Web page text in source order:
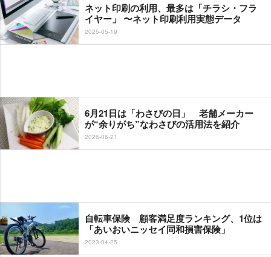
ネット印刷の利用、最多は「チラシ・フラ
イヤー」 〜ネット印刷利用実態データ
2025-05-19
6月21日は「わさびの日」 老舗メーカー
が“余りがち”なわさびの活用法を紹介
2026-06-21
自転車保険 顧客満足度ランキング、1位は
「あいおいニッセイ同和損害保険」
2023-04-25